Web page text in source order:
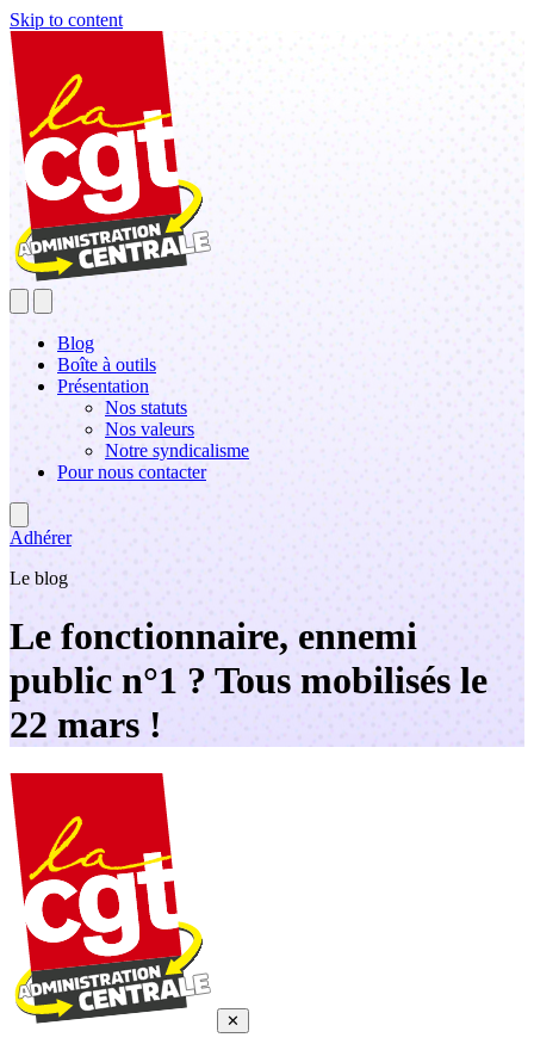
Skip to content
Blog
Boîte à outils
Présentation
Nos statuts
Nos valeurs
Notre syndicalisme
Pour nous contacter
Adhérer
Le blog
Le fonctionnaire, ennemi
public n°1 ? Tous mobilisés le
22 mars !
✕